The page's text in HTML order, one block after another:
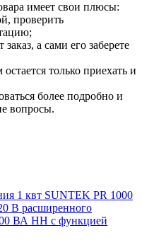
имеет свои плюсы:
проверить
а сами его заберете
только приехать и
более подробно и
вопросы.
1 квт SUNTEK PR 1000
В расширенного
ВА НН с функцией